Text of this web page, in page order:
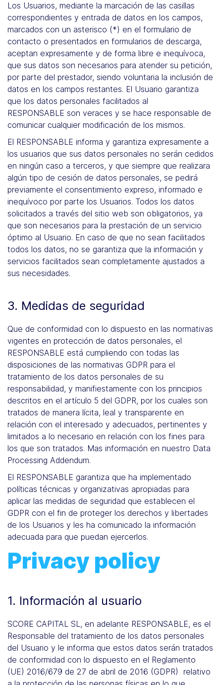
Los Usuarios, mediante la marcación de las casillas
correspondientes y entrada de datos en los campos,
marcados con un asterisco (*) en el formulario de
contacto o presentados en formularios de descarga,
aceptan expresamente y de forma libre e inequívoca,
que sus datos son necesarios para atender su petición,
por parte del prestador, siendo voluntaria la inclusión de
datos en los campos restantes. El Usuario garantiza
que los datos personales facilitados al
RESPONSABLE son veraces y se hace responsable de
comunicar cualquier modificación de los mismos.
El RESPONSABLE informa y garantiza expresamente a
los usuarios que sus datos personales no serán cedidos
en ningún caso a terceros, y que siempre que realizara
algún tipo de cesión de datos personales, se pedirá
previamente el consentimiento expreso, informado e
inequívoco por parte los Usuarios. Todos los datos
solicitados a través del sitio web son obligatorios, ya
que son necesarios para la prestación de un servicio
óptimo al Usuario. En caso de que no sean facilitados
todos los datos, no se garantiza que la información y
servicios facilitados sean completamente ajustados a
sus necesidades.
3. Medidas de seguridad
Que de conformidad con lo dispuesto en las normativas
vigentes en protección de datos personales, el
RESPONSABLE está cumpliendo con todas las
disposiciones de las normativas GDPR para el
tratamiento de los datos personales de su
responsabilidad, y manifiestamente con los principios
descritos en el artículo 5 del GDPR, por los cuales son
tratados de manera lícita, leal y transparente en
relación con el interesado y adecuados, pertinentes y
limitados a lo necesario en relación con los fines para
los que son tratados. Mas información en nuestro Data
Processing Addendum.
El RESPONSABLE garantiza que ha implementado
políticas técnicas y organizativas apropiadas para
aplicar las medidas de seguridad que establecen el
GDPR con el fin de proteger los derechos y libertades
de los Usuarios y les ha comunicado la información
adecuada para que puedan ejercerlos.
Privacy policy
1. Información al usuario
SCORE CAPITAL SL, en adelante RESPONSABLE, es el
Responsable del tratamiento de los datos personales
del Usuario y le informa que estos datos serán tratados
de conformidad con lo dispuesto en el Reglamento
(UE) 2016/679 de 27 de abril de 2016 (GDPR) relativo